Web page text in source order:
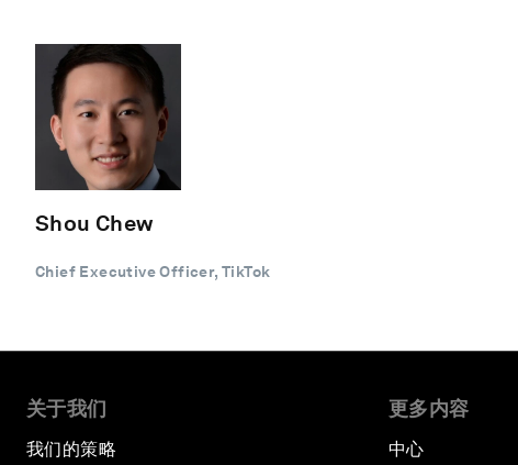
Shou Chew
Chief Executive Officer, TikTok
关于我们
我们的策略
更多内容
中心